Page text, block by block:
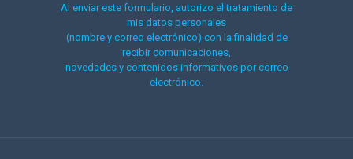
Al enviar este formulario, autorizo el tratamiento de
mis datos personales
(nombre y correo electrónico) con la finalidad de
recibir comunicaciones,
novedades y contenidos informativos por correo
electrónico.